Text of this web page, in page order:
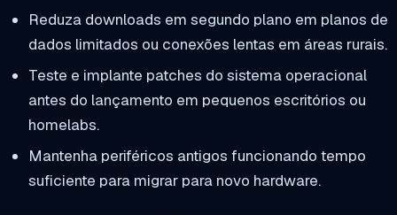
Reduza downloads em segundo plano em planos de
dados limitados ou conexões lentas em áreas rurais.
Teste e implante patches do sistema operacional
antes do lançamento em pequenos escritórios ou
homelabs.
Mantenha periféricos antigos funcionando tempo
suficiente para migrar para novo hardware.